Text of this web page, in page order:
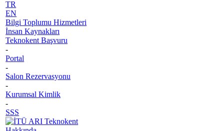
TR
EN
Bilgi Toplumu Hizmetleri
İnsan Kaynakları
Teknokent Başvuru
-
Portal
-
Salon Rezervasyonu
-
Kurumsal Kimlik
-
SSS